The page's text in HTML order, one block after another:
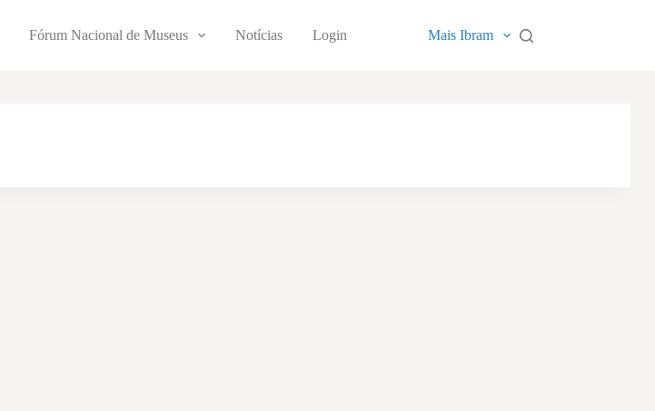
Fórum Nacional de Museus Notícias Login Mais Ibram